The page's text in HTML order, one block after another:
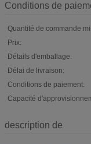
Conditions de
Quantité de commande
Prix:
Détails d'emballage:
Délai de livraison:
Conditions de paiement:
Capacité
description de